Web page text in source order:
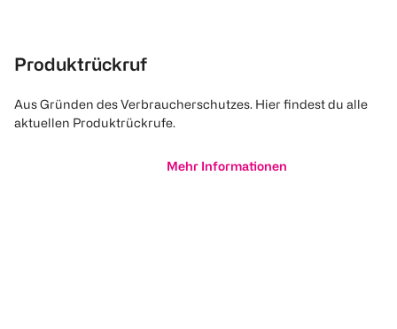
Produktrückruf
Aus Gründen des Verbraucherschutzes. Hier findest du alle
aktuellen Produktrückrufe.
Mehr Informationen